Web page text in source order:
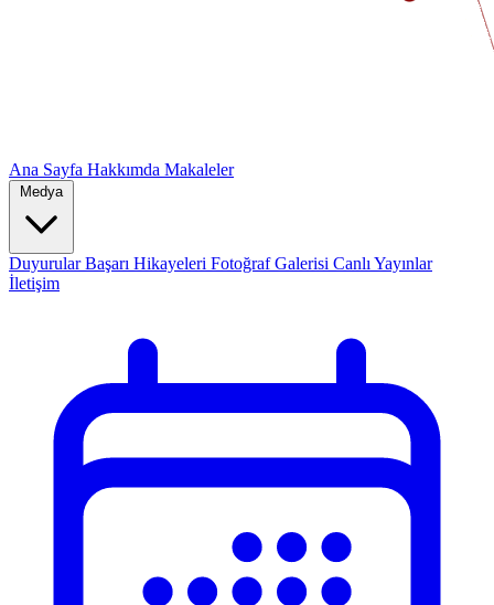
Ana Sayfa Hakkımda Makaleler
Medya
DuyurularBaşarı Hikayeleri Fotoğraf Galerisi Canlı Yayınlar
İletişim